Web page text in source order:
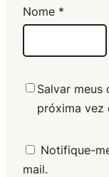
Nome *
Salvar meus
próxima vez
Notifique-
mail.